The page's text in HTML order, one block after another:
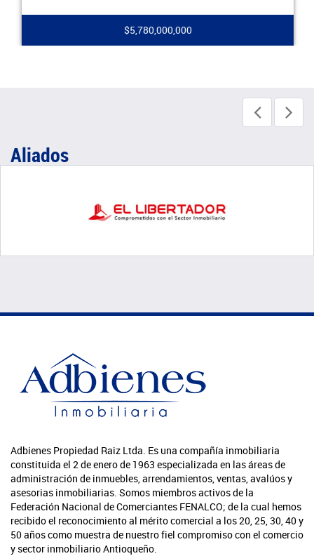
$5,780,000,000
Aliados
Adbienes Propiedad Raiz Ltda. Es una compañía inmobiliaria
constituida el 2 de enero de 1963 especializada en las áreas de
administración de inmuebles, arrendamientos, ventas, avalúos y
asesorias inmobiliarias. Somos miembros activos de la
Federación Nacional de Comerciantes FENALCO; de la cual hemos
recibido el reconocimiento al mérito comercial a los 20, 25, 30, 40 y
50 años como muestra de nuestro fiel compromiso con el comercio
y sector inmobiliario Antioqueño.